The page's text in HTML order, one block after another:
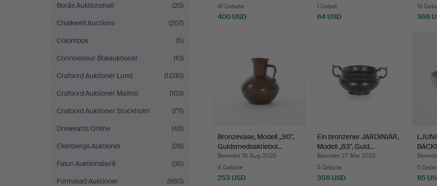
Borås Auktionshall
(20)
Chalkwell Auctions
(207)
Colombos
(5)
Connoisseur Bokauktioner
(10)
Crafoord Auktioner Lund
(1.030)
Crafoord Auktioner Malmö
(103)
Crafoord Auktioner Stockholm
(711)
Dreweatts Online
(45)
Ekenbergs Auktioner
(28)
Falun Auktionsbyrå
(35)
Formstad Auktioner
(980)
41 Gebote
400 USD
1 Gebot
64 USD
15
368
Bronzevase, Modell „90",
Guldsmedsaktiebol…
Beendet 19. Aug 2025
8 Gebote
253 USD
Ein bronzener JARDINIÄR,
Modell „63", Guld…
Beendet 27. Mai 2025
5 Gebote
358 USD
5
85